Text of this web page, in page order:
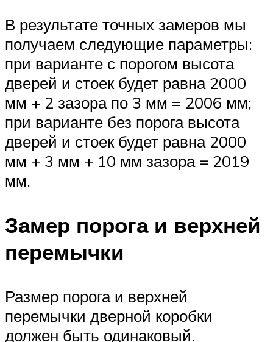
В результате точных замеров мы
получаем следующие параметры:
при варианте с порогом высота
дверей и стоек будет равна 2000
мм + 2 зазора по 3 мм = 2006 мм;
при варианте без порога высота
дверей и стоек будет равна 2000
мм + 3 мм + 10 мм зазора = 2019
мм.
Замер порога и верхней
перемычки
Размер порога и верхней
перемычки дверной коробки
должен быть одинаковый.